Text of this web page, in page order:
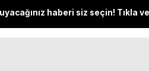
haberi siz seçin! Tıkla